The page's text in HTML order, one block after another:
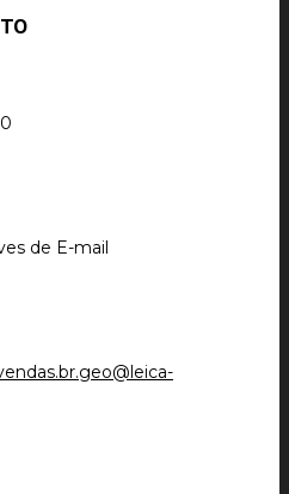
de E-mail